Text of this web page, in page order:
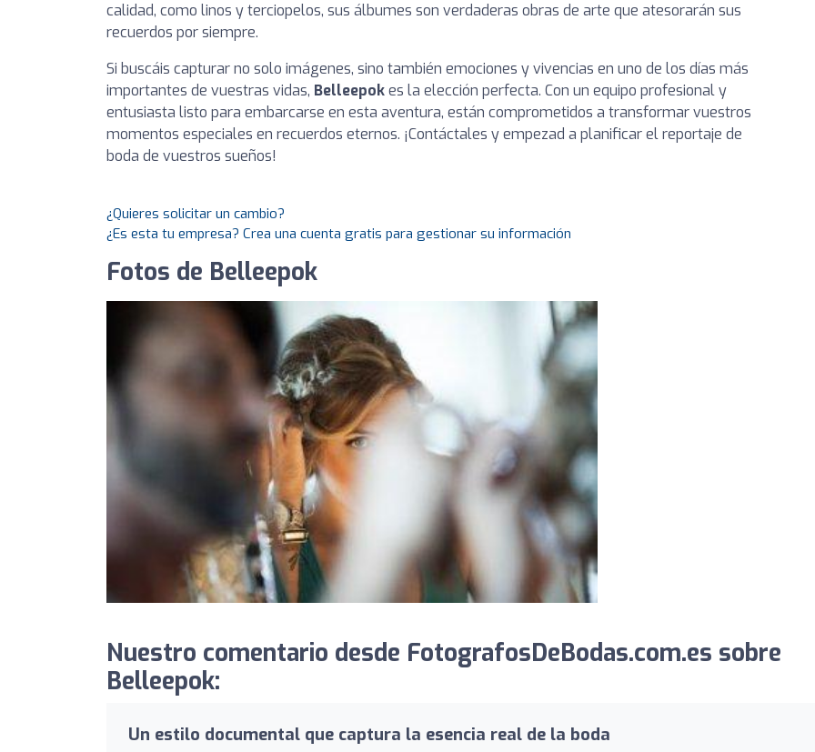
calidad, como linos y terciopelos, sus álbumes son verdaderas obras de arte que atesorarán sus
recuerdos por siempre.
Si buscáis capturar no solo imágenes, sino también emociones y vivencias en uno de los días más
importantes de vuestras vidas, Belleepokes la elección perfecta. Con un equipo profesional y
entusiasta listo para embarcarse en esta aventura, están comprometidos a transformar vuestros
momentos especiales en recuerdos eternos. ¡Contáctales y empezad a planificar el reportaje de
boda de vuestros sueños!
¿Quieres solicitar un cambio?
¿Es esta tu empresa? Crea una cuenta gratis para gestionar su información
Fotos de Belleepok
Nuestro comentario desde FotografosDeBodas.com.es sobre
Belleepok:
Un estilo documental que captura la esencia real de la boda